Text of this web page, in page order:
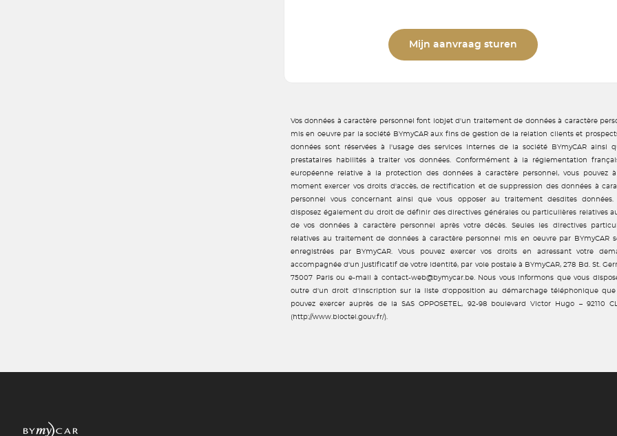
Mijn aanvraag sturen
Vos données à caractère personnel font lobjet d'un traitement de données à caractère
mis en oeuvre par la société BYmyCAR aux fins de gestion de la relation clients et
données sont réservées à l'usage des services internes de la société BYmyCAR ainsi
prestataires habilités à traiter vos données. Conformément à la réglementation
européenne relative à la protection des données à caractère personnel, vous pouvez
moment exercer vos droits d'accès, de rectification et de suppression des données à
personnel vous concernant ainsi que vous opposer au traitement desdites données.
disposez également du droit de définir des directives générales ou particulières relatives
de vos données à caractère personnel après votre décès. Seules les directives
relatives au traitement de données à caractère personnel mis en oeuvre par BYmyCAR
enregistrées par BYmyCAR. Vous pouvez exercer vos droits en adressant votre
accompagnée d'un justificatif de votre identité, par voie postale à BYmyCAR, 278 Bd. St.
75007 Paris ou e-mail à contact-web@bymycar.be. Nous vous informons que vous
outre d'un droit d'inscription sur la liste d'opposition au démarchage téléphonique que
pouvez exercer auprès de la SAS OPPOSETEL, 92-98 boulevard Victor Hugo – 92110
(http://www.bloctel.gouv.fr/).